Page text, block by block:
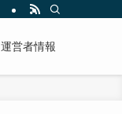
運営者情報